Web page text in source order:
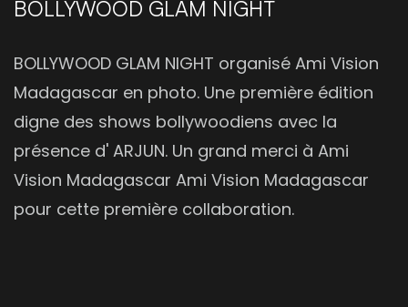
BOLLYWOOD GLAM NIGHT
BOLLYWOOD GLAM NIGHT organisé Ami Vision
Madagascar en photo. Une première édition
digne des shows bollywoodiens avec la
présence d' ARJUN. Un grand merci à Ami
Vision Madagascar Ami Vision Madagascar
pour cette première collaboration.